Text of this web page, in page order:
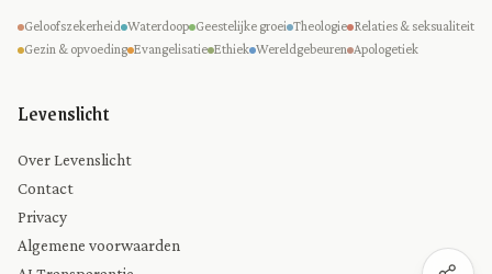
Geloofszekerheid Waterdoop Geestelijke groei Theologie Relaties & seksualiteit
Gezin & opvoeding Evangelisatie Ethiek Wereldgebeuren Apologetiek
Levenslicht
Over Levenslicht
Contact
Privacy
Algemene voorwaarden